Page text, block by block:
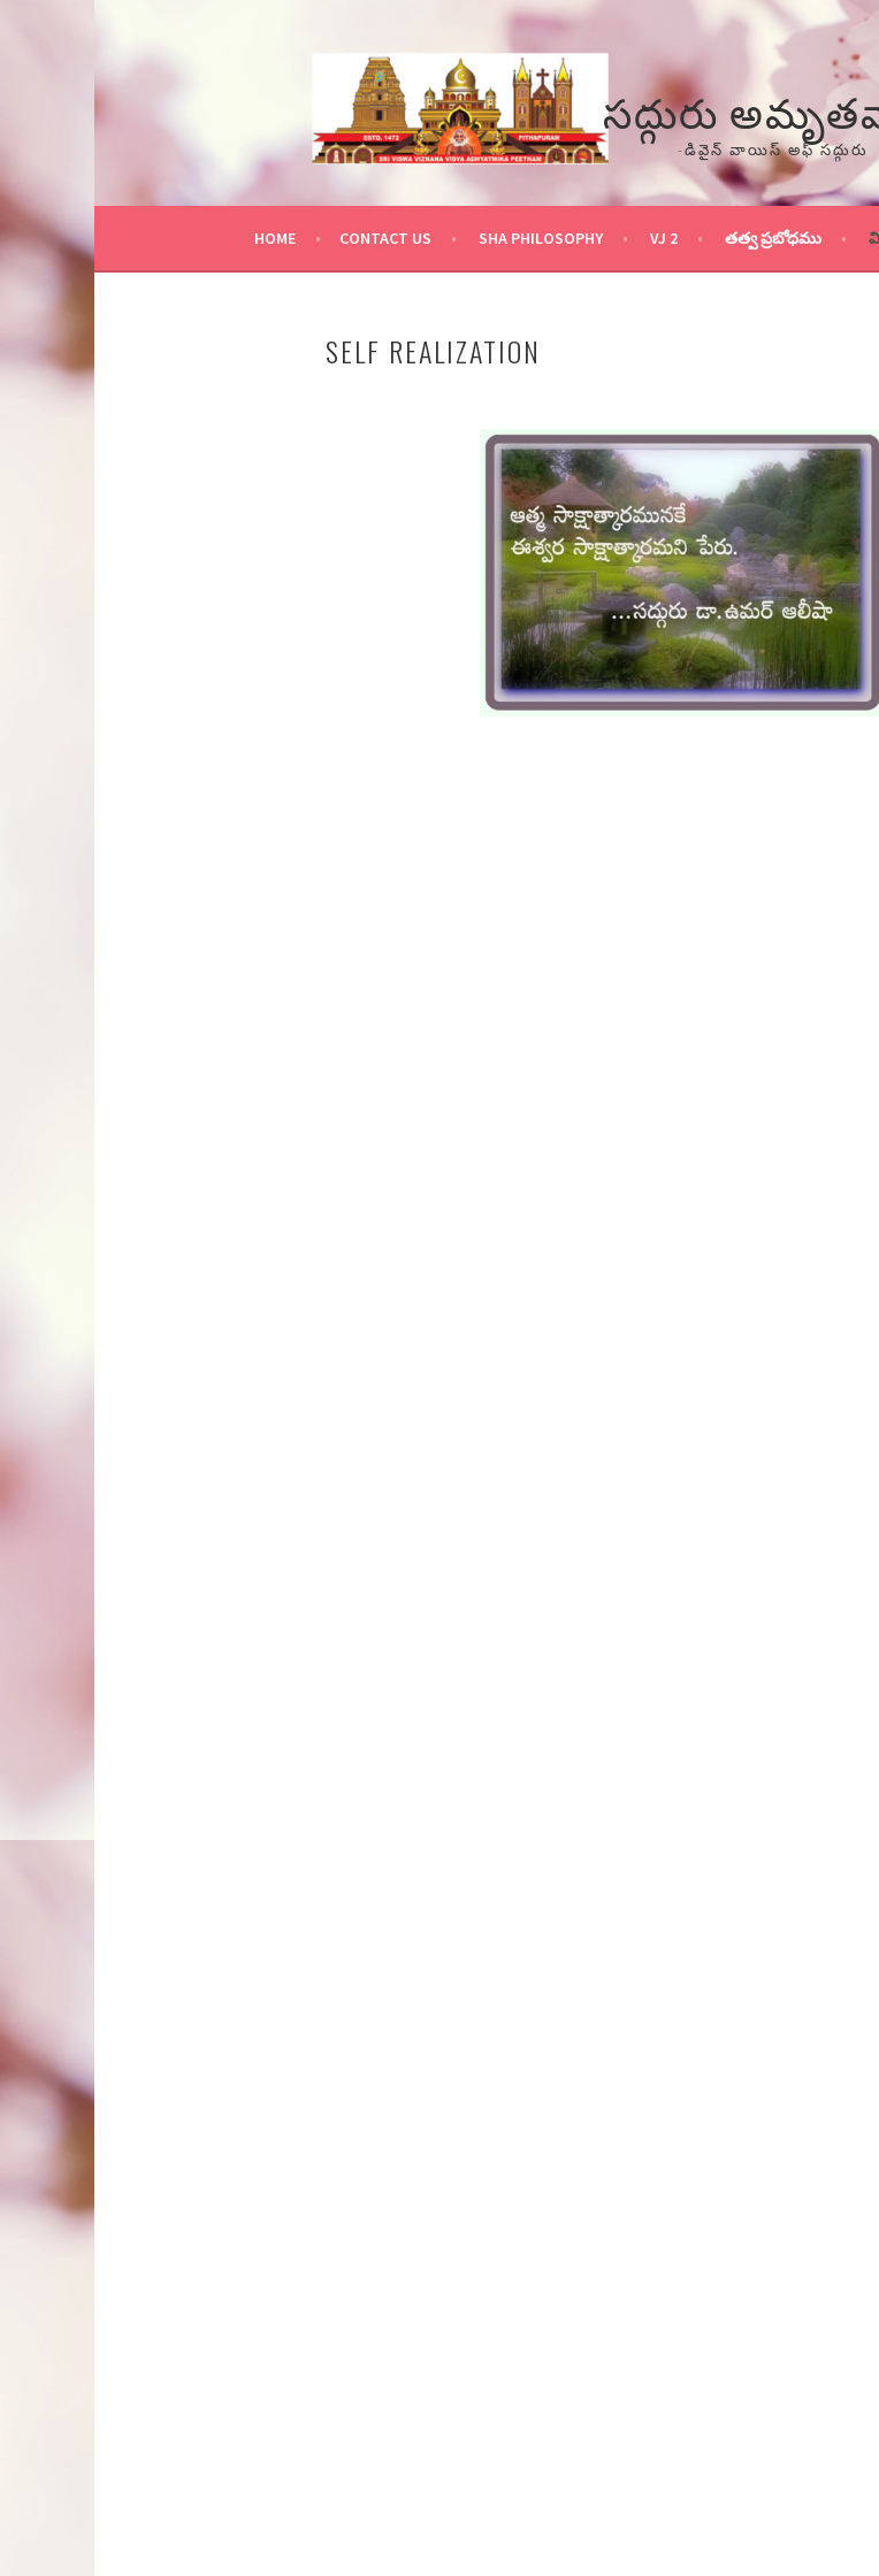
సద్గురు
-డివైన్ వాయిస్ అఫ్ సద్గురు
HOME CONTACT US SHA PHILOSOPHY VJ 2 తత్వ ప్రబోధము
SELF REALIZATION